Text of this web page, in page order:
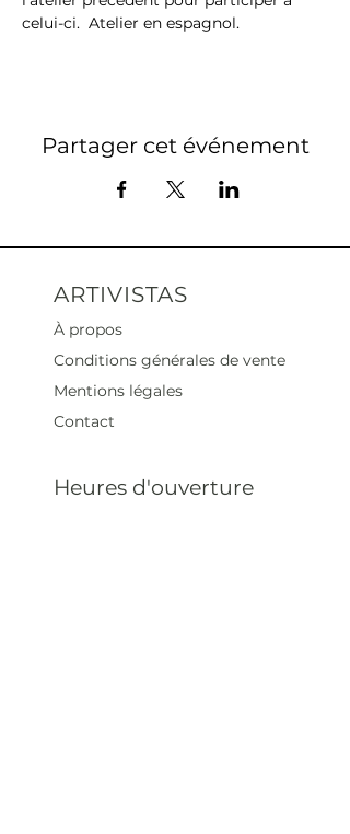
celui-ci.  Atelier en espagnol.
Partager cet événement
ARTIVISTAS
À propos
Conditions générales de vente
Mentions légales
Contact
Heures d'ouverture